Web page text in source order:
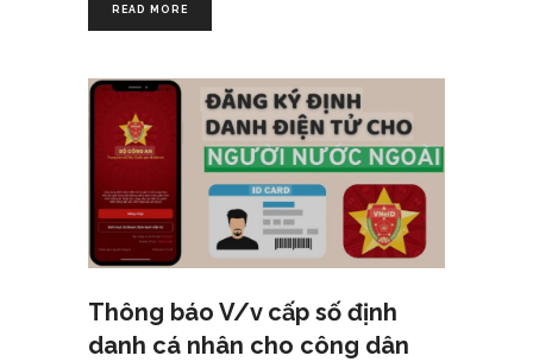
READ MORE
Thông báo V/v cấp số định
danh cá nhân cho công dân